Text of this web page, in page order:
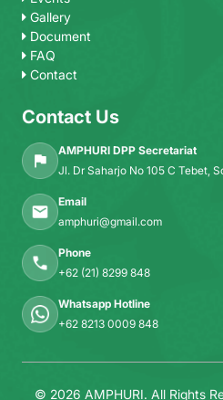
Gallery
Document
FAQ
Contact
Contact Us
AMPHURI DPP Secretariat
Jl. Dr Saharjo No 105 C Tebet,
Email
amphuri@gmail.com
Phone
+62 (21) 8299 848
Whatsapp Hotline
+62 8213 0009 848
© 2026 AMPHURI. All Rights